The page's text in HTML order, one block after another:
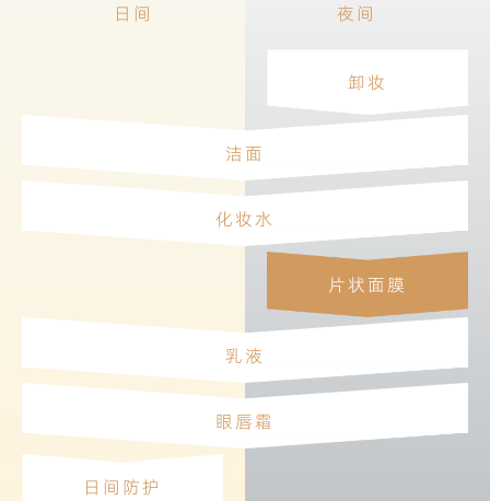
日间 夜间
卸妆
洁面
化妆水
片状面膜
乳液
眼唇霜
日间防护